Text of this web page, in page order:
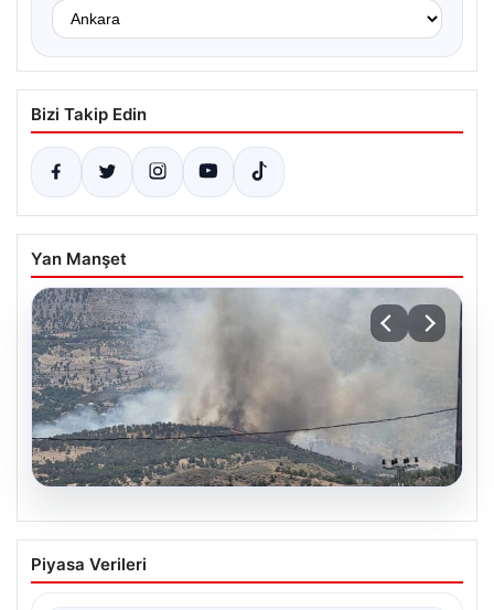
Bizi Takip Edin
Yan Manşet
06.08.2026
Adıyaman’da Orman Yangını Kontrol
Altına Alınmaya Çalışılıyor
Piyasa Verileri